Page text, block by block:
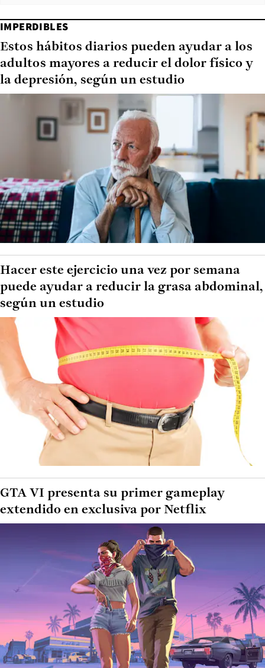
IMPERDIBLES
Estos hábitos diarios pueden ayudar a los
adultos mayores a reducir el dolor físico y
la depresión, según un estudio
Hacer este ejercicio una vez por semana
puede ayudar a reducir la grasa abdominal,
según un estudio
GTA VI presenta su primer gameplay
extendido en exclusiva por Netflix